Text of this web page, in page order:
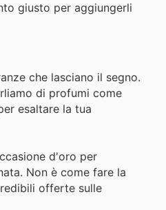
giusto per aggiungerli
che lasciano il segno.
di profumi come
esaltare la tua
d'oro per
Non è come fare la
offerte sulle